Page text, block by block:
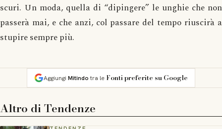
scuri. Un moda, quella di “dipingere” le unghie che non
passerà mai, e che anzi, col passare del tempo riuscirà a
stupire sempre più.
Aggiungi Mitindotra le Fonti preferite su Google
Altro di Tendenze